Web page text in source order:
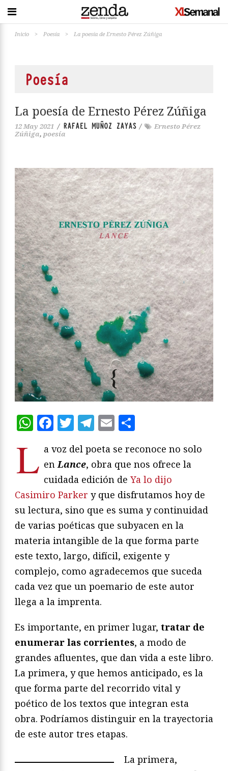
Inicio > Poesía > La poesía de Ernesto Pérez Zúñiga
Poesía
La poesía de Ernesto Pérez Zúñiga
12 May 2021 / RAFAEL MUÑOZ ZAYAS /
Ernesto Pérez
Zúñiga, poesía
WhatsApp
Facebook
Twitter
Telegram
Email
L a voz del poeta se reconoce no solo
en Lance, obra que nos ofrece la
cuidada edición de Ya lo dijo
Casimiro Parker y que disfrutamos hoy de
su lectura, sino que es suma y continuidad
de varias poéticas que subyacen en la
materia intangible de la que forma parte
este texto, largo, difícil, exigente y
complejo, como agradecemos que suceda
cada vez que un poemario de este autor
llega a la imprenta.
Es importante, en primer lugar, tratar de
enumerar las corrientes, a modo de
grandes afluentes, que dan vida a este libro.
La primera, y que hemos anticipado, es la
que forma parte del recorrido vital y
poético de los textos que integran esta
obra. Podríamos distinguir en la trayectoria
de este autor tres etapas.
La primera,